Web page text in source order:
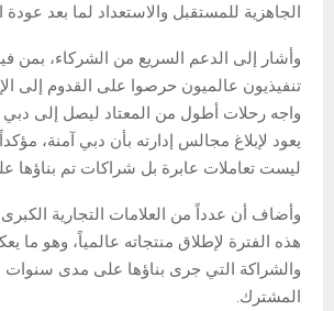
الجاهزية للمستقبل والاستعداد لما بعد عودة
وأشار إلى الدعم السريع من الشركاء، بمن
تنفيذيون عالميون حرصوا على القدوم إلى
واجه رحلات أطول من المعتاد ليصل إلى دبي
يعود لإبلاغ مجالس إدارته بأن دبي آمنة،
ليست تعاملات عابرة بل شراكات تم
وأضاف أن عدداً من العلامات التجارية
هذه الفترة لإطلاق منتجاته عالمياً، وهو ما
والشراكة التي جرى بناؤها على مدى سنوات
المشترك.